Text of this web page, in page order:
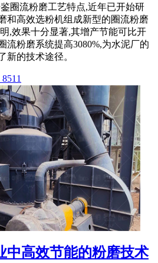
圈流粉磨工艺特点,近年已开始研
和高效选粉机组成新型的圈流粉磨
,效果十分显著,其增产节能可比开
流粉磨系统提高3080%,为水泥厂的
新的技术途径。
中高效节能的粉磨技术